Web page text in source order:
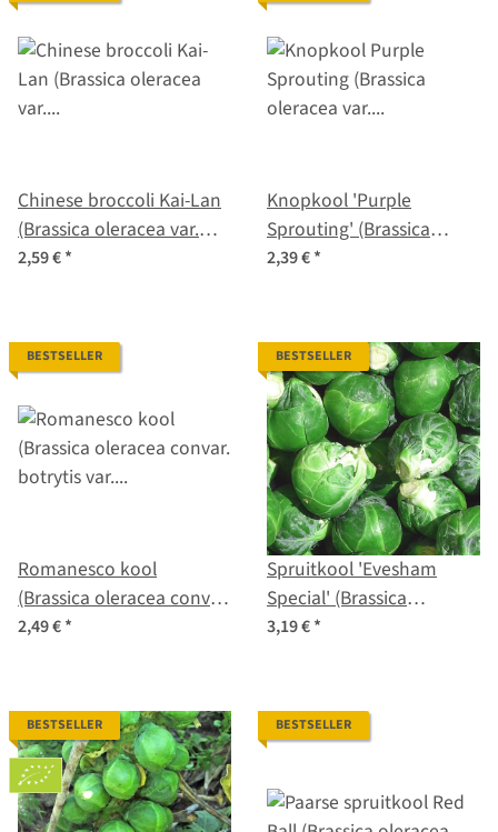
Chinese broccoli Kai-Lan
(Brassica oleracea var.
alboglabra) zaden
2,59 €*
Knopkool 'Purple
Sprouting' (Brassica
oleracea var. italica)
2,39 €*
BESTSELLER
Romanesco kool
(Brassica oleracea convar.
botrytis var. botrytis)
2,49 €*
BESTSELLER
Spruitkool 'Evesham
Special' (Brassica
oleracea var. gemmifera)
3,19 €*
BESTSELLER BESTSELLER